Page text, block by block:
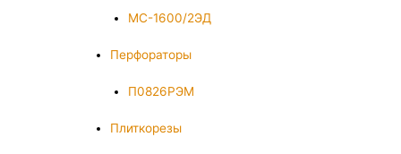
МС-1600/2ЭД
Перфораторы
П0826РЭМ
Плиткорезы